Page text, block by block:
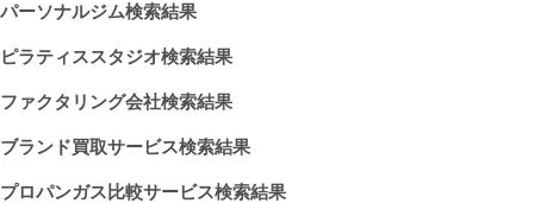
パーソナルジム検索結果
ピラティススタジオ検索結果
ファクタリング会社検索結果
ブランド買取サービス検索結果
プロパンガス比較サービス検索結果